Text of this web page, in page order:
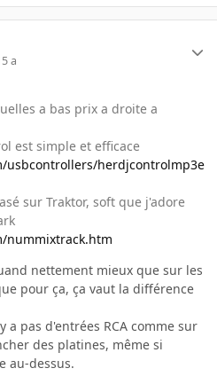
a
a bas prix a droite a
est simple et efficace
usbcontrollers/herdjcontrolmp3e
sur Traktor, soft que j'adore
nummixtrack.htm
nettement mieux que sur les
pour ça, ça vaut la différence
a pas d'entrées RCA comme sur
des platines, même si
au-dessus.